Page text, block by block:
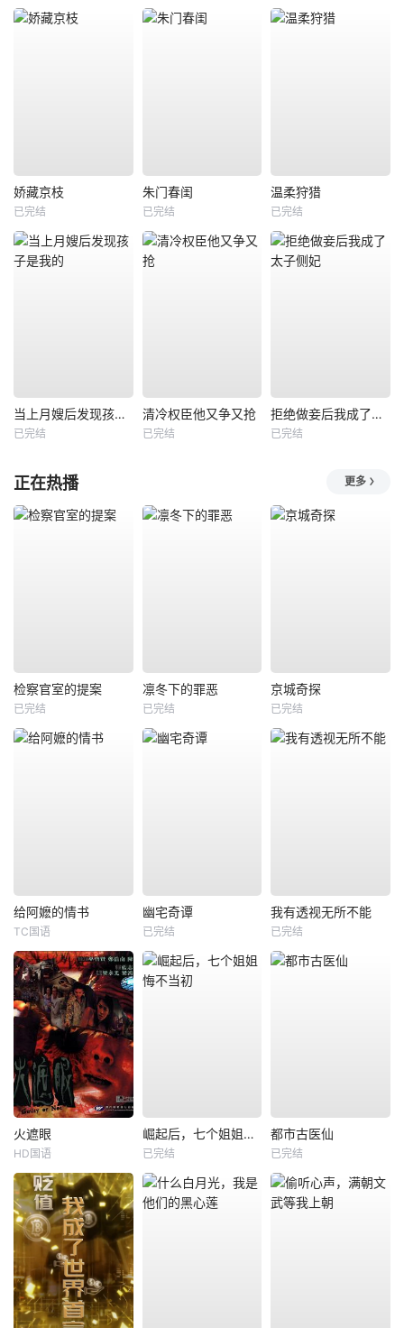
娇藏京枝
已完结
朱门春闺
已完结
温柔狩猎
已完结
当上月嫂后发现孩子是我的
已完结
清冷权臣他又争又抢
已完结
拒绝做妾后我成了太子侧妃
已完结
正在热播 更多
检察官室的提案
已完结
凛冬下的罪恶
已完结
京城奇探
已完结
给阿嬷的情书
TC国语
幽宅奇谭
已完结
我有透视无所不能
已完结
火遮眼
HD国语
崛起后，七个姐姐悔不当初
已完结
都市古医仙
已完结